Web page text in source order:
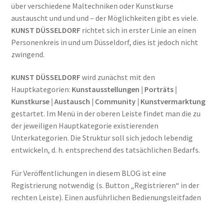
über verschiedene Maltechniken oder Kunstkurse
austauscht und und und – der Möglichkeiten gibt es viele.
KUNST DÜSSELDORFrichtet sich in erster Linie an einen
Personenkreis in und um Düsseldorf, dies ist jedoch nicht
zwingend.
KUNST DÜSSELDORFwird zunächst mit den
Hauptkategorien: Kunstausstellungen | Porträts |
Kunstkurse | Austausch | Community | Kunstvermarktung
gestartet. Im Menü in der oberen Leiste findet man die zu
der jeweiligen Hauptkategorie existierenden
Unterkategorien. Die Struktur soll sich jedoch lebendig
entwickeln, d. h. entsprechend des tatsächlichen Bedarfs.
Für Veröffentlichungen in diesem BLOG ist eine
Registrierung notwendig (s. Button „Registrieren“ in der
rechten Leiste). Einen ausführlichen Bedienungsleitfaden